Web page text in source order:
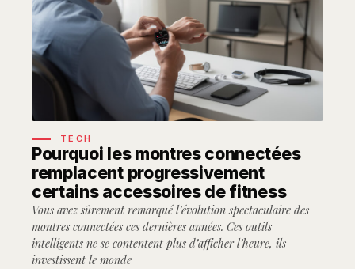
TECH
Pourquoi les montres connectées
remplacent progressivement
certains accessoires de fitness
Vous avez sûrement remarqué l’évolution spectaculaire des
montres connectées ces dernières années. Ces outils
intelligents ne se contentent plus d’afficher l’heure, ils
investissent le monde